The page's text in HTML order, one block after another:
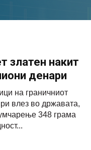
златен накит
денари
на граничниот
влез во државата,
348 грама